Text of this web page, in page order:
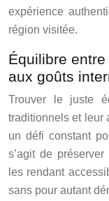
expérience
région visitée.
Équilibre
aux goûts
Trouver le juste
traditionnels et leur
un défi constant
s’agit de
les rendant
sans pour autant